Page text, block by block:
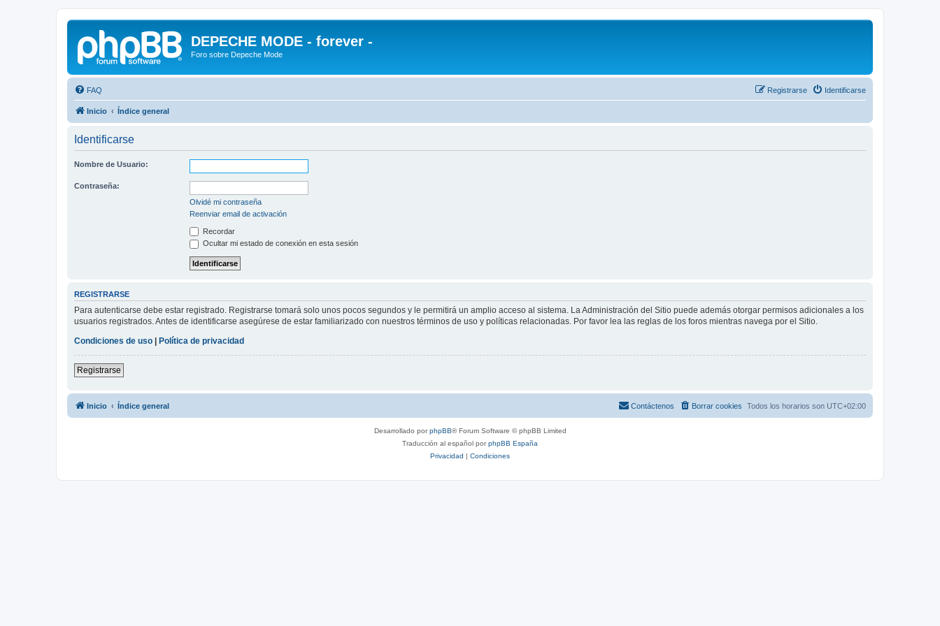
DEPECHE MODE - forever -
Foro sobre Depeche Mode
FAQ Identificarse
Registrarse
Inicio Índice general
Identificarse
Nombre de Usuario:
Contraseña:
Olvidé mi contraseña
Reenviar email de activación
Recordar
Ocultar mi estado de conexión en esta sesión
REGISTRARSE
Para autenticarse debe estar registrado. Registrarse tomará solo unos pocos segundos y le permitirá un amplio acceso al sistema. La Administración del Sitio puede además otorgar permisos adicionales a los
usuarios registrados. Antes de identificarse asegúrese de estar familiarizado con nuestros términos de uso y políticas relacionadas. Por favor lea las reglas de los foros mientras navega por el Sitio.
Condiciones de uso
Política de privacidad
Registrarse
Inicio Índice general Todos los horarios son UTC+02:00
Borrar cookies
Contáctenos
Desarrollado porphpBB® Forum Software © phpBB Limited
Traducción al español porphpBB España
Privacidad | Condiciones